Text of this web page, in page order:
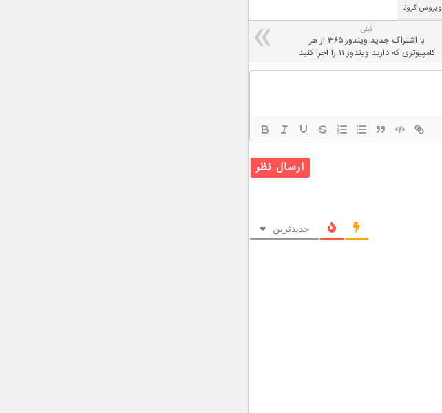
ویروس کرونا
قبلی
با اشتراک جدید ویندوز ۳۶۵ از هر
کامپیوتری که دارید ویندوز ۱۱ را اجرا کنید
جدیدترین